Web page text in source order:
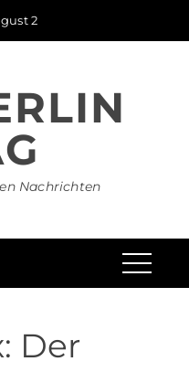
2
Nachrichten
Der